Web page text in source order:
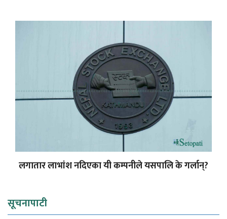
लगातार लाभांश नदिएका यी कम्पनीले यसपालि के गर्लान्?
सूचनापाटी